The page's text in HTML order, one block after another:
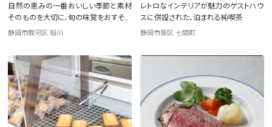
自然の恵みの一番おいしい季節と素材
そのものを大切に、旬の味覚をおすそわ
け
静岡市駿河区 稲川
レトロなインテリアが魅力のゲストハウ
スに併設された、泊まれる純喫茶
静岡市葵区 七間町